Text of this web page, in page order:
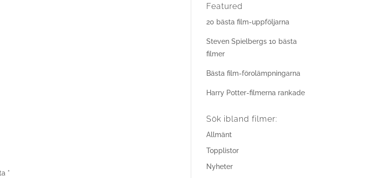
*
Featured
20 bästa film-uppföljarna
Steven Spielbergs 10 bästa
filmer
Bästa film-förolämpningarna
Harry Potter-filmerna rankade
Sök ibland filmer:
Allmänt
Topplistor
Nyheter